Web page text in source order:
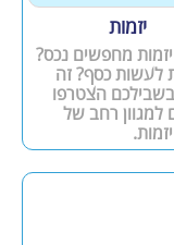
יזמות
מחפשים נכס?
לעשות כסף? זה
הצטרפו
למגוון רחב של